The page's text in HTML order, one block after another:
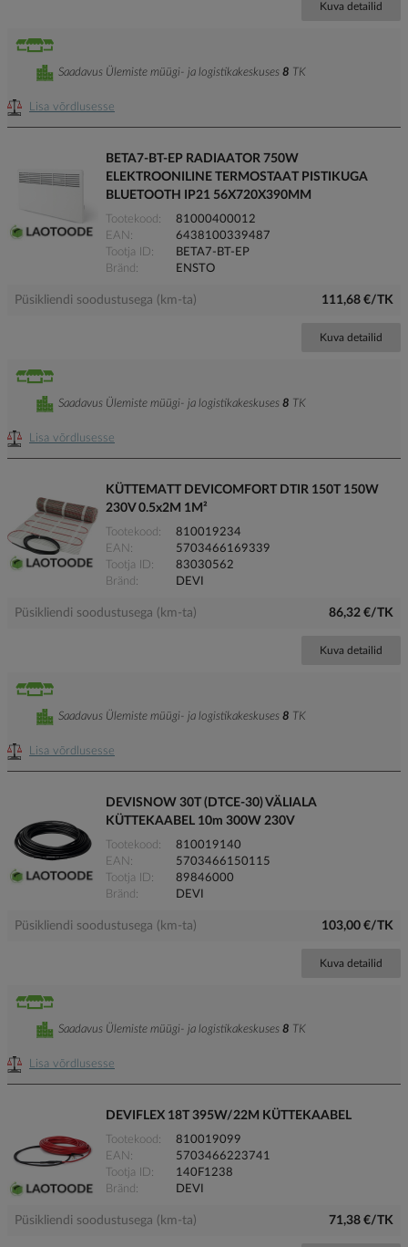
Kuva detailid
Lisa võrdlusesse
Saadavus Ülemiste müügi- ja logistikakeskuses 8 TK
BETA7-BT-EP RADIAATOR 750W
ELEKTROONILINE TERMOSTAAT PISTIKUGA
BLUETOOTH IP21 56X720X390MM
Tootekood
81000400012
EAN
6438100339487
Tootja ID
BETA7-BT-EP
Bränd
ENSTO
Püsikliendi soodustusega (km-ta) 111,68 €/TK
Kuva detailid
Lisa võrdlusesse
Saadavus Ülemiste müügi- ja logistikakeskuses 8 TK
KÜTTEMATT DEVICOMFORT DTIR 150T 150W
230V 0.5x2M 1M²
Tootekood
810019234
EAN
5703466169339
Tootja ID
83030562
Bränd
DEVI
Püsikliendi soodustusega (km-ta) 86,32 €/TK
Kuva detailid
Lisa võrdlusesse
Saadavus Ülemiste müügi- ja logistikakeskuses 8 TK
DEVISNOW 30T (DTCE-30) VÄLIALA
KÜTTEKAABEL 10m 300W 230V
Tootekood
810019140
EAN
5703466150115
Tootja ID
89846000
Bränd
DEVI
Püsikliendi soodustusega (km-ta) 103,00 €/TK
Kuva detailid
Lisa võrdlusesse
Saadavus Ülemiste müügi- ja logistikakeskuses 8 TK
DEVIFLEX 18T 395W/22M KÜTTEKAABEL
Tootekood
810019099
EAN
5703466223741
Tootja ID
140F1238
Bränd
DEVI
Püsikliendi soodustusega (km-ta) 71,38 €/TK